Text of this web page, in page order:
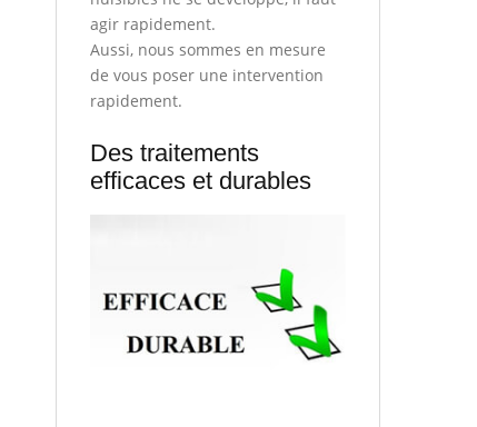
agir rapidement.
Aussi, nous sommes en mesure
de vous poser une intervention
rapidement.
Des traitements
efficaces et durables